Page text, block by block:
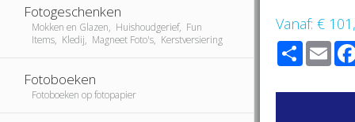
Fotogeschenken
Mokken en Glazen, Huishoudgerief, Fun
Items, Kledij, Magneet Foto's, Kerstversiering
Fotoboeken
Fotoboeken op fotopapier
Vanaf:€
Share